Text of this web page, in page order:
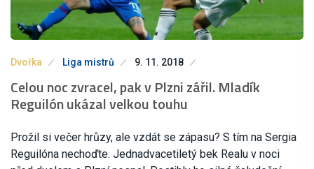
Dvořka Liga mistrů 9. 11. 2018
Celou noc zvracel, pak v Plzni zářil. Mladík
Reguilón ukázal velkou touhu
Prožil si večer hrůzy, ale vzdát se zápasu? S tím na Sergia
Reguilóna nechoďte. Jednadvacetiletý bek Realu v noci